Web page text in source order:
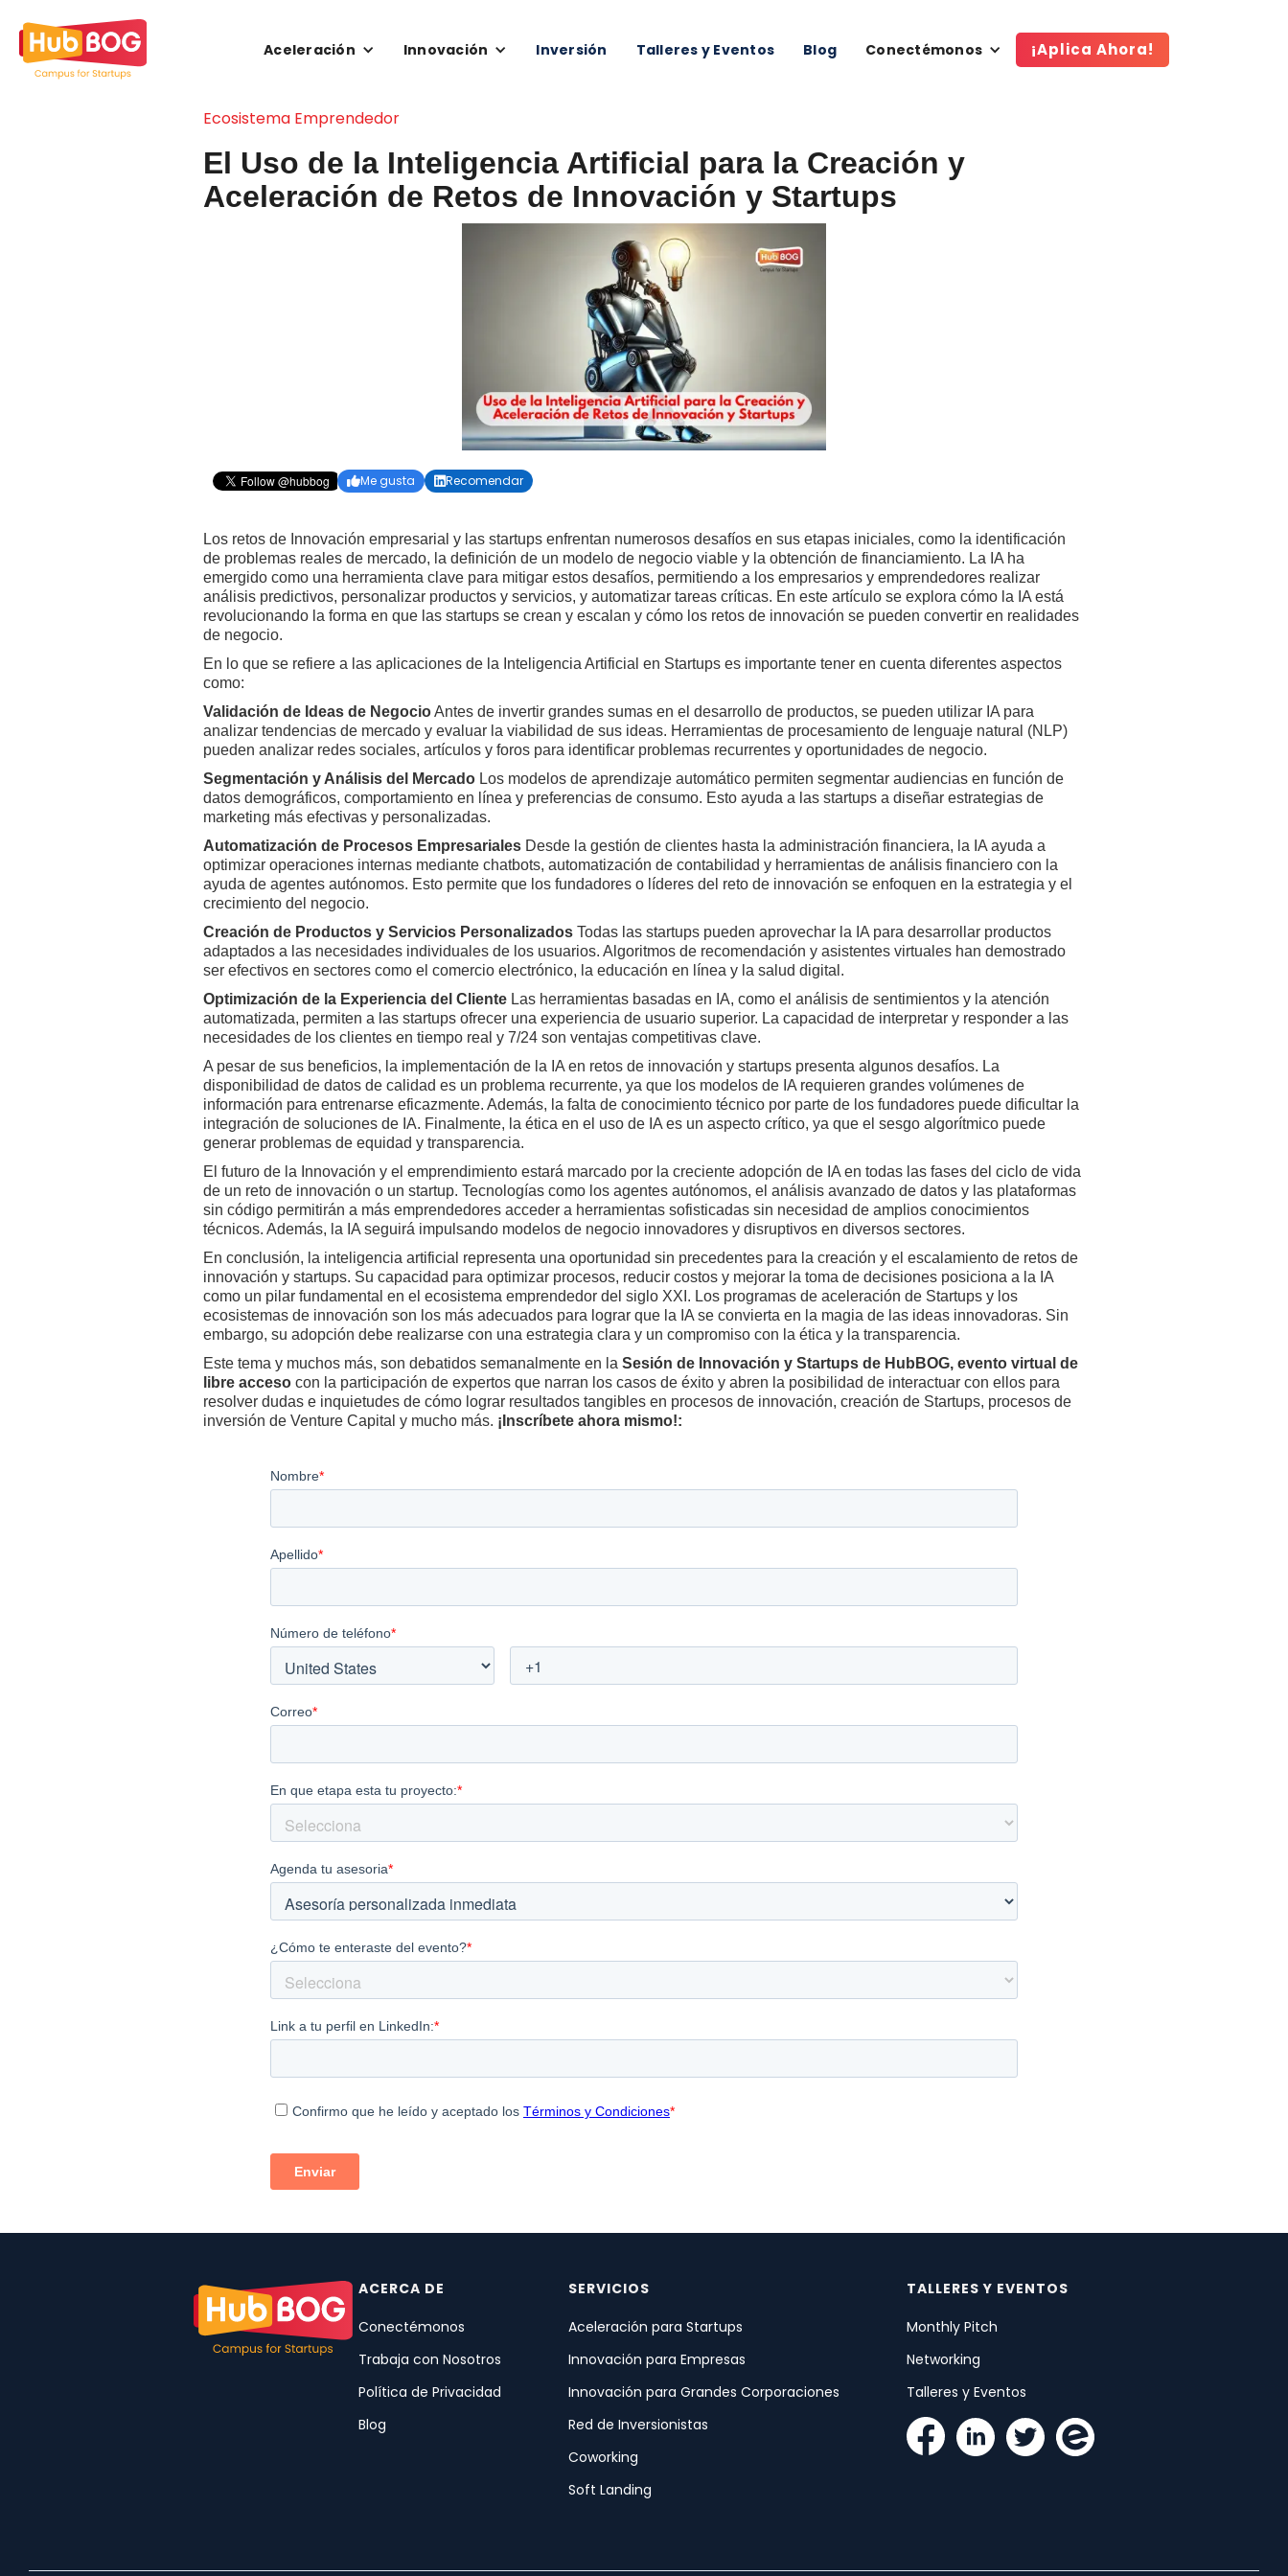
Aceleración Innovación Inversión Talleres y Eventos Blog Conectémonos ¡Aplica Ahora!
Ecosistema Emprendedor
El Uso de la Inteligencia Artificial para la Creación y
Aceleración de Retos de Innovación y Startups
Me gusta Recomendar
Los retos de Innovación empresarial y las startups enfrentan numerosos desafíos en sus etapas iniciales, como la identificación
de problemas reales de mercado, la definición de un modelo de negocio viable y la obtención de financiamiento. La IA ha
emergido como una herramienta clave para mitigar estos desafíos, permitiendo a los empresarios y emprendedores realizar
análisis predictivos, personalizar productos y servicios, y automatizar tareas críticas. En este artículo se explora cómo la IA está
revolucionando la forma en que las startups se crean y escalan y cómo los retos de innovación se pueden convertir en realidades
de negocio.
En lo que se refiere a las aplicaciones de la Inteligencia Artificial en Startups es importante tener en cuenta diferentes aspectos
como:
Validación de Ideas de NegocioAntes de invertir grandes sumas en el desarrollo de productos, se pueden utilizar IA para
analizar tendencias de mercado y evaluar la viabilidad de sus ideas. Herramientas de procesamiento de lenguaje natural (NLP)
pueden analizar redes sociales, artículos y foros para identificar problemas recurrentes y oportunidades de negocio.
Segmentación y Análisis del Mercado Los modelos de aprendizaje automático permiten segmentar audiencias en función de
datos demográficos, comportamiento en línea y preferencias de consumo. Esto ayuda a las startups a diseñar estrategias de
marketing más efectivas y personalizadas.
Automatización de Procesos Empresariales Desde la gestión de clientes hasta la administración financiera, la IA ayuda a
optimizar operaciones internas mediante chatbots, automatización de contabilidad y herramientas de análisis financiero con la
ayuda de agentes autónomos. Esto permite que los fundadores o líderes del reto de innovación se enfoquen en la estrategia y el
crecimiento del negocio.
Creación de Productos y Servicios Personalizados Todas las startups pueden aprovechar la IA para desarrollar productos
adaptados a las necesidades individuales de los usuarios. Algoritmos de recomendación y asistentes virtuales han demostrado
ser efectivos en sectores como el comercio electrónico, la educación en línea y la salud digital.
Optimización de la Experiencia del Cliente Las herramientas basadas en IA, como el análisis de sentimientos y la atención
automatizada, permiten a las startups ofrecer una experiencia de usuario superior. La capacidad de interpretar y responder a las
necesidades de los clientes en tiempo real y 7/24 son ventajas competitivas clave.
A pesar de sus beneficios, la implementación de la IA en retos de innovación y startups presenta algunos desafíos. La
disponibilidad de datos de calidad es un problema recurrente, ya que los modelos de IA requieren grandes volúmenes de
información para entrenarse eficazmente. Además, la falta de conocimiento técnico por parte de los fundadores puede dificultar la
integración de soluciones de IA. Finalmente, la ética en el uso de IA es un aspecto crítico, ya que el sesgo algorítmico puede
generar problemas de equidad y transparencia.
El futuro de la Innovación y el emprendimiento estará marcado por la creciente adopción de IA en todas las fases del ciclo de vida
de un reto de innovación o un startup. Tecnologías como los agentes autónomos, el análisis avanzado de datos y las plataformas
sin código permitirán a más emprendedores acceder a herramientas sofisticadas sin necesidad de amplios conocimientos
técnicos. Además, la IA seguirá impulsando modelos de negocio innovadores y disruptivos en diversos sectores.
En conclusión, la inteligencia artificial representa una oportunidad sin precedentes para la creación y el escalamiento de retos de
innovación y startups. Su capacidad para optimizar procesos, reducir costos y mejorar la toma de decisiones posiciona a la IA
como un pilar fundamental en el ecosistema emprendedor del siglo XXI. Los programas de aceleración de Startups y los
ecosistemas de innovación son los más adecuados para lograr que la IA se convierta en la magia de las ideas innovadoras. Sin
embargo, su adopción debe realizarse con una estrategia clara y un compromiso con la ética y la transparencia.
Este tema y muchos más, son debatidos semanalmente en la Sesión de Innovación y Startups de HubBOG, evento virtual de
libre acceso con la participación de expertos que narran los casos de éxito y abren la posibilidad de interactuar con ellos para
resolver dudas e inquietudes de cómo lograr resultados tangibles en procesos de innovación, creación de Startups, procesos de
inversión de Venture Capital y mucho más. ¡Inscríbete ahora mismo!:
ACERCA DE
Conectémonos
Trabaja con Nosotros
Política de Privacidad
Blog
SERVICIOS
Aceleración para Startups
Innovación para Empresas
Innovación para Grandes Corporaciones
Red de Inversionistas
Coworking
Soft Landing
TALLERES Y EVENTOS
Monthly Pitch
Networking
Talleres y Eventos